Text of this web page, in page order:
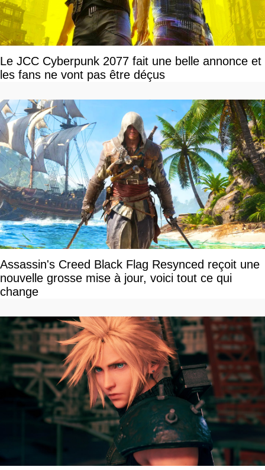
Le JCC Cyberpunk 2077 fait une belle annonce et
les fans ne vont pas être déçus
Assassin's Creed Black Flag Resynced reçoit une
nouvelle grosse mise à jour, voici tout ce qui
change